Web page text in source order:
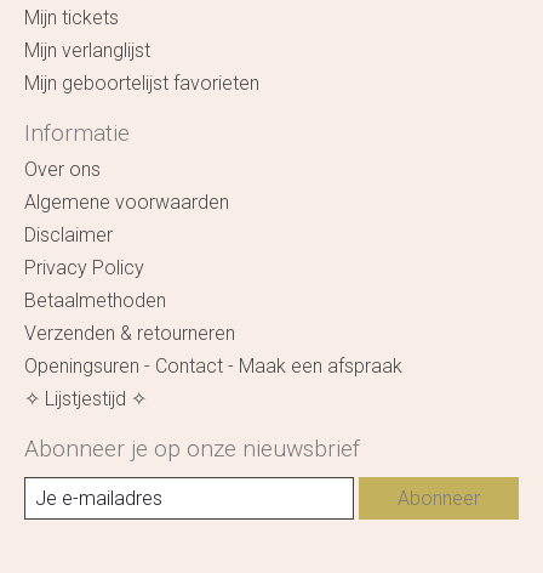
Mijn tickets
Mijn verlanglijst
Mijn geboortelijst favorieten
Informatie
Over ons
Algemene voorwaarden
Disclaimer
Privacy Policy
Betaalmethoden
Verzenden & retourneren
Openingsuren - Contact - Maak een afspraak
✧ Lijstjestijd ✧
Abonneer je op onze nieuwsbrief
Abonneer